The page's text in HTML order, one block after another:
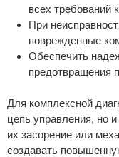
всех требований
При
поврежденные
Обеспечить
предотвращения
Для комплексной
цепь управления, но
их засорение или
создавать